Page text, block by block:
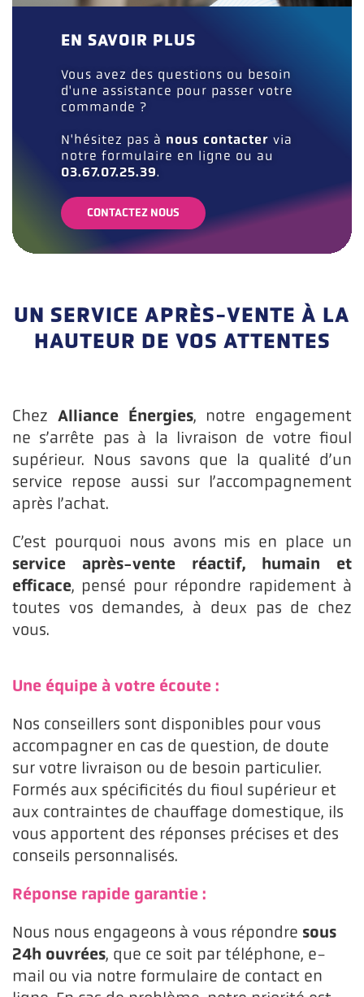
EN SAVOIR PLUS
Vous avez des questions ou besoin
d'une assistance pour passer votre
commande ?
N'hésitez pas à nous contacter via
notre formulaire en ligne ou au
03.67.07.25.39.
CONTACTEZ NOUS
UN SERVICE APRÈS-VENTE À LA
HAUTEUR DE VOS ATTENTES
Chez Alliance Énergies, notre engagement
ne s’arrête pas à la livraison de votre fioul
supérieur. Nous savons que la qualité d’un
service repose aussi sur l’accompagnement
après l’achat.
C’est pourquoi nous avons mis en place un
service après-vente réactif, humain et
efficace, pensé pour répondre rapidement à
toutes vos demandes, à deux pas de chez
vous.
Une équipe à votre écoute :
Nos conseillers sont disponibles pour vous
accompagner en cas de question, de doute
sur votre livraison ou de besoin particulier.
Formés aux spécificités du fioul supérieur et
aux contraintes de chauffage domestique, ils
vous apportent des réponses précises et des
conseils personnalisés.
Réponse rapide garantie :
Nous nous engageons à vous répondre sous
24h ouvrées, que ce soit par téléphone, e-
mail ou via notre formulaire de contact en